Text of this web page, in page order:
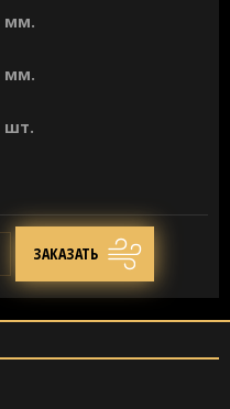
мм.
мм.
шт.
ЗАКАЗАТЬ